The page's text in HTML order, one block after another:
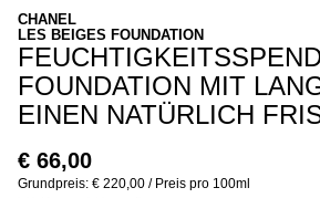
CHANEL
LES BEIGES FOUNDATION
FOUNDATION MIT
EINEN NATÜRLICH
€ 66,00
Grundpreis: € 220,00 / Preis pro 100ml